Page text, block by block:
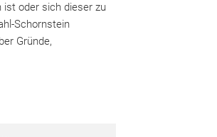
ist oder sich dieser zu
Schornstein
Gründe,